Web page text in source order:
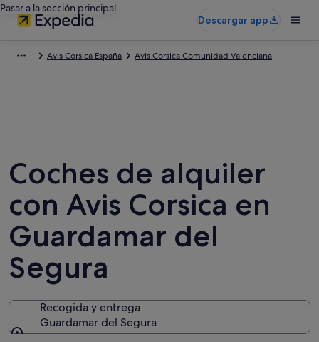
Pasar a la sección principal
Descargar app
Avis Corsica España Avis Corsica Comunidad Valenciana
Coches de alquiler
con Avis Corsica en
Guardamar del
Segura
Recogida y entrega
Guardamar del Segura